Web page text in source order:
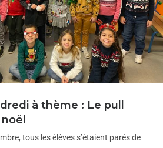
à thème : Le pull
tous les élèves s’étaient parés de